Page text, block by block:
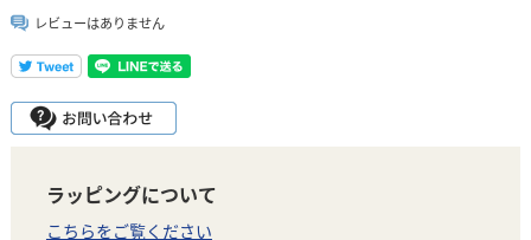
レビューはありません
ラッピングについて
こちらをご覧ください